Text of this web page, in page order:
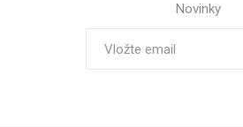
Novinky